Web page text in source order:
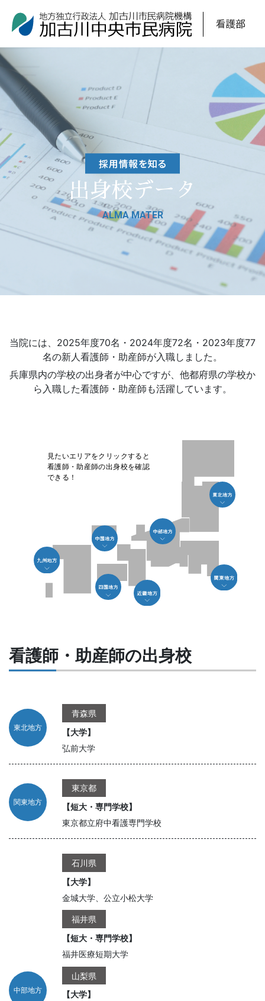
出身校データ
ALMA MATER
当院には、2025年度70名・2024年度72名・2023年度77
名の新人看護師・助産師が入職しました。
兵庫県内の学校の出身者が中心ですが、他都府県の学校か
ら入職した看護師・助産師も活躍しています。
見たいエリアをクリックすると
看護師・助産師の出身校を確認
できる！
看護師・助産師の出身校
東北地方
青森県
【大学】
弘前大学
関東地方
東京都
【短大・専門学校】
東京都立府中看護専門学校
中部地方
石川県
【大学】
金城大学、公立小松大学
福井県
【短大・専門学校】
福井医療短期大学
山梨県
【大学】